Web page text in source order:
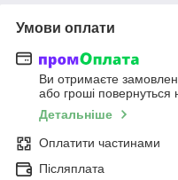
Умови оплати
Ви отримаєте
або гроші повернуться
Детальніше
Оплатити частинами
Післяплата